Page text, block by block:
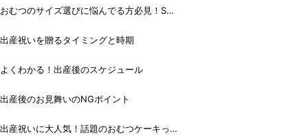
おむつのサイズ選びに悩んでる方必見！Sサ
出産祝いを贈るタイミングと時期
よくわかる！出産後のスケジュール
出産後のお見舞いのNGポイント
出産祝いに大人気！話題のおむつケーキっ